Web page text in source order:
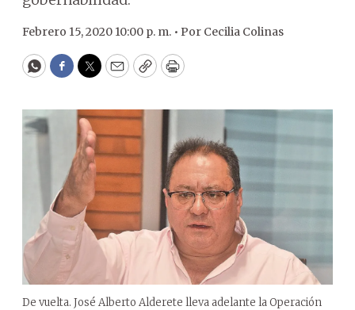
Febrero 15, 2020 10:00 p. m. • Por Cecilia Colinas
WhatsApp
Facebook
Twitter
EmailCopyPrint
De vuelta. José Alberto Alderete lleva adelante la Operación